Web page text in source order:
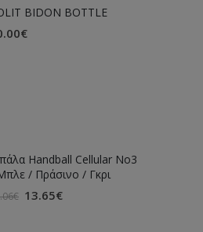
BIDON BOTTLE
€
Handball Cellular Νο3
/ Πράσινο / Γκρι
€ 13.65€